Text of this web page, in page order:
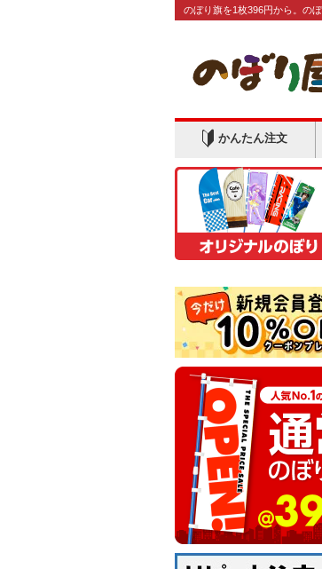
のぼり旗を1枚396円から。の
かんたん注文